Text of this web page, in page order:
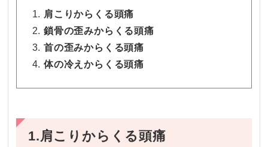
肩こりからくる頭痛
鎖骨の歪みからくる頭痛
首の歪みからくる頭痛
体の冷えからくる頭痛
1.肩こりからくる頭痛